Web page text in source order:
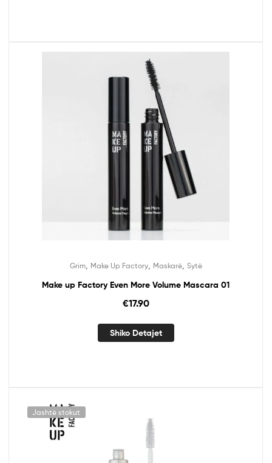
Grim, Make Up Factory, Maskarë, Sytë
Make up Factory Even More Volume Mascara 01
€17.90
Shiko Detajet
Jashtë stokut